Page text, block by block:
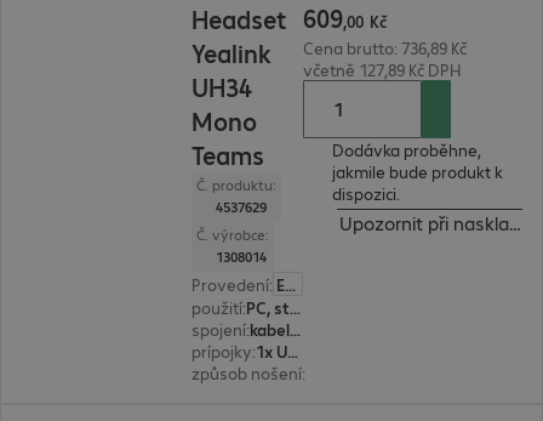
Headset
Yealink
UH34
Mono
Teams
Č. produktu:
4537629
Č. výrobce:
1308014
Provedení: Evropa
použití:
PC, stolní telefon, notebook
spojení:
kabelové
prípojky:
1x USB typ A
způsob nošení:
609,00 Kč
Cena brutto: 736,89 Kč
včetně 127,89 Kč DPH
Dodávka proběhne,
jakmile bude produkt k
dispozici.
Upozornit při